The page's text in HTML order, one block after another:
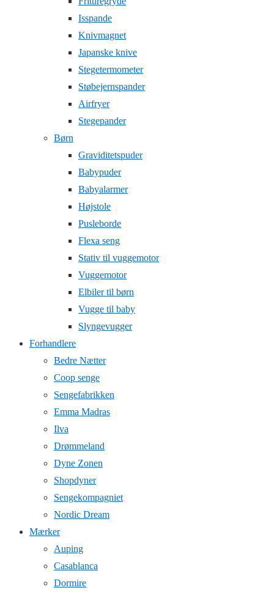
Isspande
Knivmagnet
Japanske knive
Stegetermometer
Støbejernspander
Airfryer
Stegepander
Børn
Graviditetspuder
Babypuder
Babyalarmer
Højstole
Pusleborde
Flexa seng
Stativ til vuggemotor
Vuggemotor
Elbiler til børn
Vugge til baby
Slyngevugger
Forhandlere
Bedre Nætter
Coop senge
Sengefabrikken
Emma Madras
Ilva
Drømmeland
Dyne Zonen
Shopdyner
Sengekompagniet
Nordic Dream
Mærker
Auping
Casablanca
Dormire